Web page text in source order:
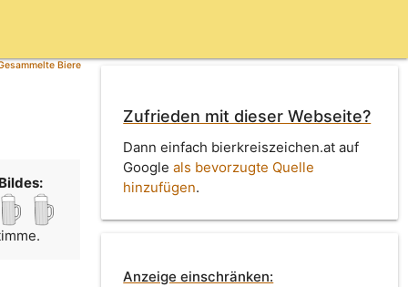
Biere
Zufrieden mit dieser Webseite?
Dann einfach bierkreiszeichen.at auf
Googleals bevorzugte Quelle
hinzufügen.
Anzeige einschränken: